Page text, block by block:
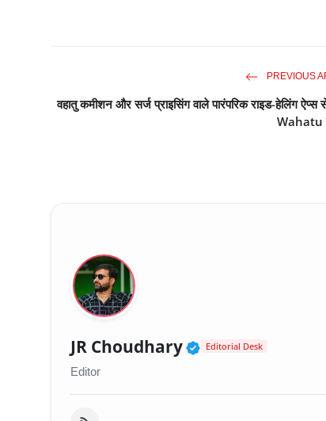
PREVIOUS
वहातु कमीशन और सर्ज प्राइसिंग वाले पारंपरिक राइड-हेलिंग
Wahatu
JR Choudhary Verified Public
Editorial Desk
Editor